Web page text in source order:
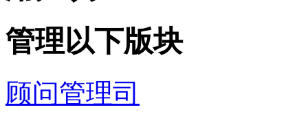
管理以下版块
顾问管理司